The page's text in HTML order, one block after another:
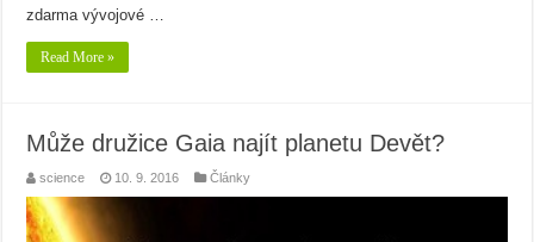
zdarma vývojové …
Read More »
Může družice Gaia najít planetu Devět?
science 10. 9. 2016 Články